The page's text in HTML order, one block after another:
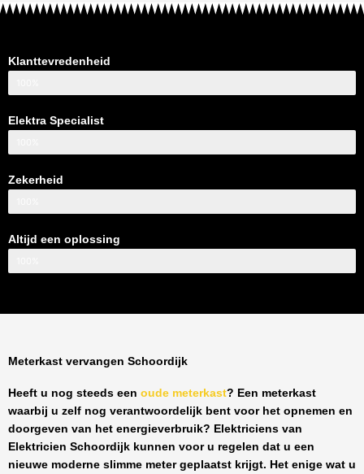
Klanttevredenheid
Elektra Specialist
Zekerheid
Altijd een oplossing
Meterkast vervangen Schoordijk
Heeft u nog steeds een oude meterkast? Een meterkast
waarbij u zelf nog verantwoordelijk bent voor het opnemen en
doorgeven van het energieverbruik? Elektriciens van
Elektricien Schoordijk kunnen voor u regelen dat u een
nieuwe moderne slimme meter geplaatst krijgt. Het enige wat u